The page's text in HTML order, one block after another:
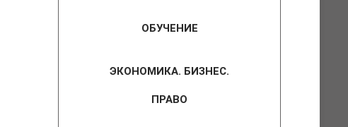
ОБУЧЕНИЕ
ЭКОНОМИКА. БИЗНЕС.
ПРАВО